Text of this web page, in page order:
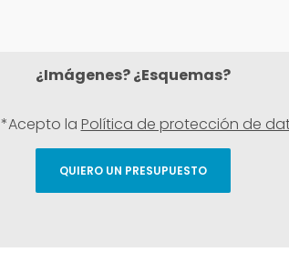
¿Imágenes? ¿Esquemas?
*Acepto la Política de protección de